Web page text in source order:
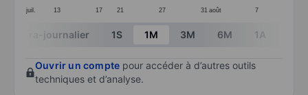
juil. 13 17 21 27 31 août 7
End of interactive chart.
Intra-journalier 1S 1M 3M 6M 1A
Ouvrir un compte pour accéder à d’autres outils
techniques et d’analyse.